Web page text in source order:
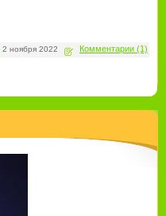
2 ноября 2022 Комментарии (1)